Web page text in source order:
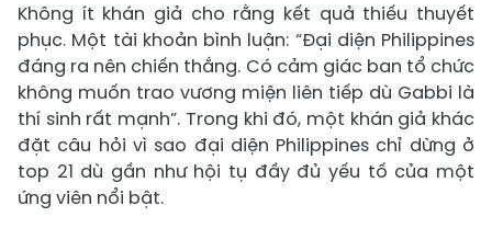
Không ít khán giả cho rằng kết quả thiếu thuyết
phục. Một tài khoản bình luận: “Đại diện Philippines
đáng ra nên chiến thắng. Có cảm giác ban tổ chức
không muốn trao vương miện liên tiếp dù Gabbi là
thí sinh rất mạnh”. Trong khi đó, một khán giả khác
đặt câu hỏi vì sao đại diện Philippines chỉ dừng ở
top 21 dù gần như hội tụ đầy đủ yếu tố của một
ứng viên nổi bật.